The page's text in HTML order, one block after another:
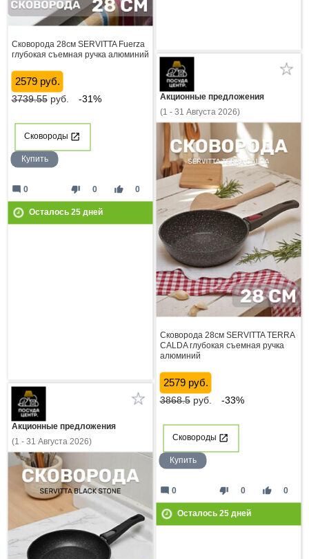
Сковорода 28см SERVITTA Fuerza
глубокая съемная ручка алюминий
2579 руб.
3739.55руб. -31%
Сковороды
Купить
thumb_down 0 thumb_up 0
mode_comment 0
Осталось 25дней
Акционные предложения
(1 - 31 Августа 2026)
Сковорода 28см SERVITTA TERRA
CALDA глубокая съемная ручка
алюминий
2579 руб.
3868.5руб. -33%
Сковороды
Купить
thumb_down 0 thumb_up 0
mode_comment 0
Осталось 25дней
Акционные предложения
(1 - 31 Августа 2026)